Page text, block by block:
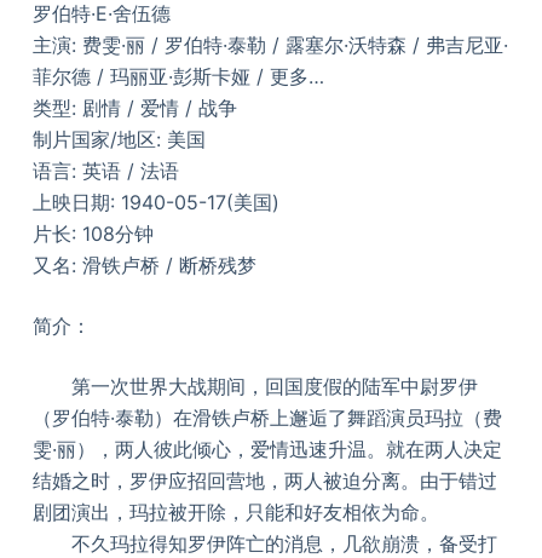
罗伯特·E·舍伍德
主演: 费雯·丽 / 罗伯特·泰勒 / 露塞尔·沃特森 / 弗吉尼亚·
菲尔德 / 玛丽亚·彭斯卡娅 / 更多…
类型: 剧情 / 爱情 / 战争
制片国家/地区: 美国
语言: 英语 / 法语
上映日期: 1940-05-17(美国)
片长: 108分钟
又名: 滑铁卢桥 / 断桥残梦
简介：
第一次世界大战期间，回国度假的陆军中尉罗伊
（罗伯特·泰勒）在滑铁卢桥上邂逅了舞蹈演员玛拉（费
雯·丽），两人彼此倾心，爱情迅速升温。就在两人决定
结婚之时，罗伊应招回营地，两人被迫分离。由于错过
剧团演出，玛拉被开除，只能和好友相依为命。
不久玛拉得知罗伊阵亡的消息，几欲崩溃，备受打